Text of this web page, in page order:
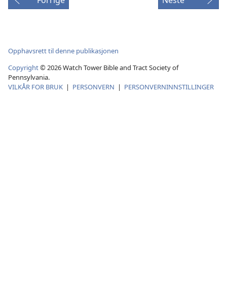
Opphavsrett til denne publikasjonen
Copyright© 2026 Watch Tower Bible and Tract Society of
Pennsylvania.
VILKÅR FOR BRUK | PERSONVERN | PERSONVERNINNSTILLINGER